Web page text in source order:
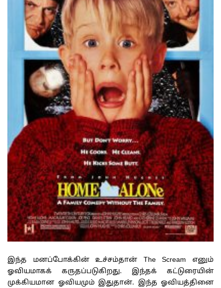
இந்த மனப்போக்கின் உச்சம்தான் The Scream எனும்
ஓவியமாகக் கருதப்படுகிறது. இந்தக் கட்டுரையின்
முக்கியமான ஓவியமும் இதுதான். இந்த ஓவியத்தினை